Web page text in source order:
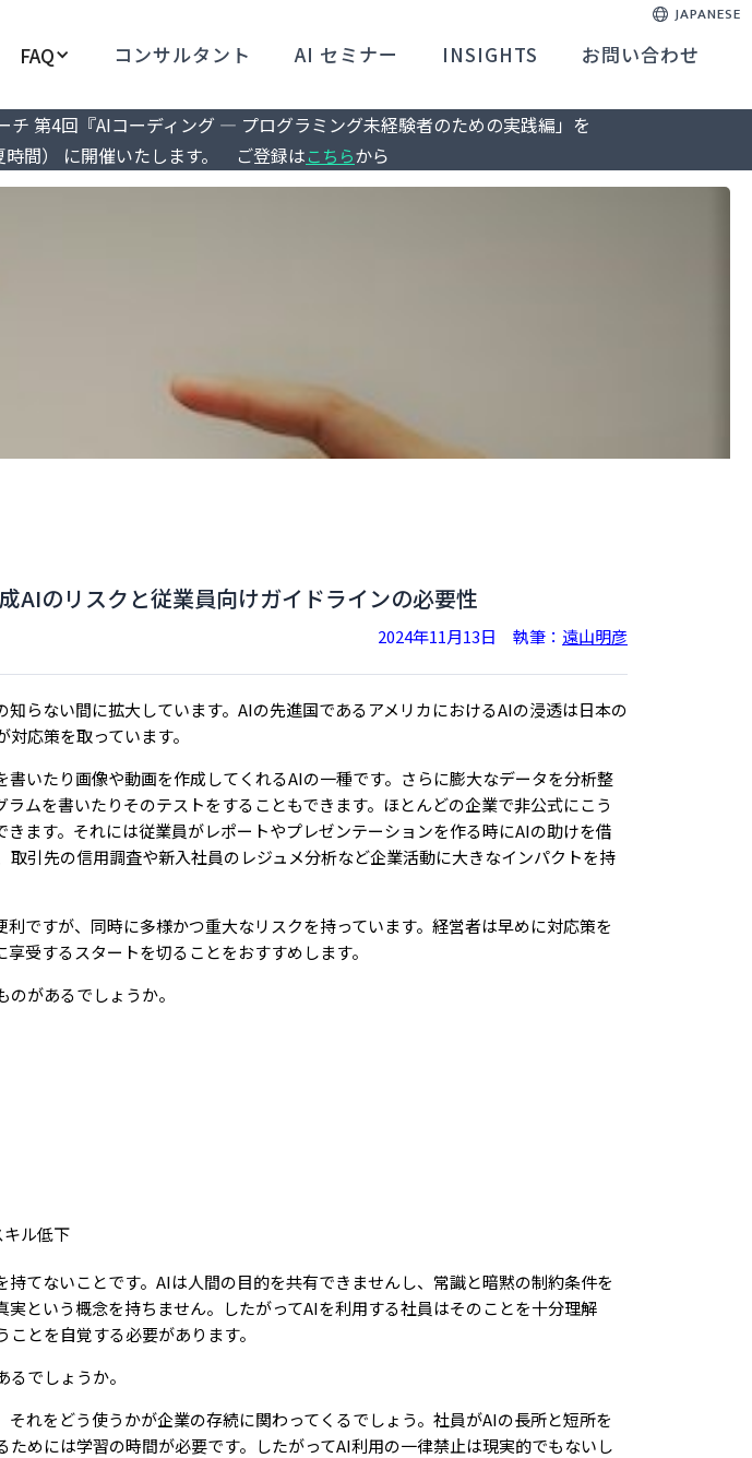
JAPANESE
FAQ コンサルタント AI セミナー INSIGHTS お問い合わせ
第4回『AIコーディング ― プログラミング未経験者のための実践編」を
間） に開催いたします。 ご登録はこちらから
AIのリスクと従業員向けガイドラインの必要性
2024年11月13日 執筆： 遠山明彦
知らない間に拡大しています。AIの先進国であるアメリカにおけるAIの浸透は日本の
応策を取っています。
書いたり画像や動画を作成してくれるAIの一種です。さらに膨大なデータを分析整
ムを書いたりそのテストをすることもできます。ほとんどの企業で非公式にこう
きます。それには従業員がレポートやプレゼンテーションを作る時にAIの助けを借
取引先の信用調査や新入社員のレジュメ分析など企業活動に大きなインパクトを持
ですが、同時に多様かつ重大なリスクを持っています。経営者は早めに対応策を
受するスタートを切ることをおすすめします。
があるでしょうか。
ル低下
てないことです。AIは人間の目的を共有できませんし、常識と暗黙の制約条件を
実という概念を持ちません。したがってAIを利用する社員はそのことを十分理解
とを自覚する必要があります。
でしょうか。
それをどう使うかが企業の存続に関わってくるでしょう。社員がAIの長所と短所を
ためには学習の時間が必要です。したがってAI利用の一律禁止は現実的でもないし